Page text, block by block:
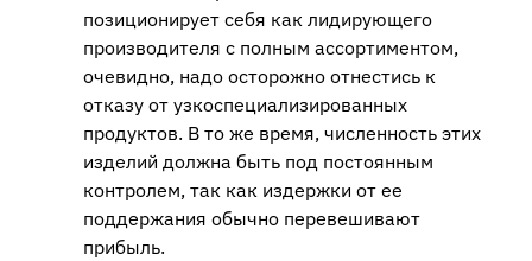
позиционирует себя как лидирующего
производителя с полным ассортиментом,
очевидно, надо осторожно отнестись к
отказу от узкоспециализированных
продуктов. В то же время, численность этих
изделий должна быть под постоянным
контролем, так как издержки от ее
поддержания обычно перевешивают
прибыль.